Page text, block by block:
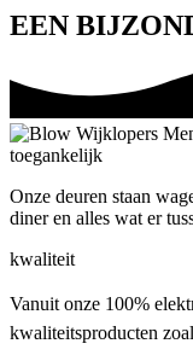
EEN
toegankelijk
Onze deuren staan
diner en alles wat er
kwaliteit
Vanuit onze 100%
kwaliteitsproducten